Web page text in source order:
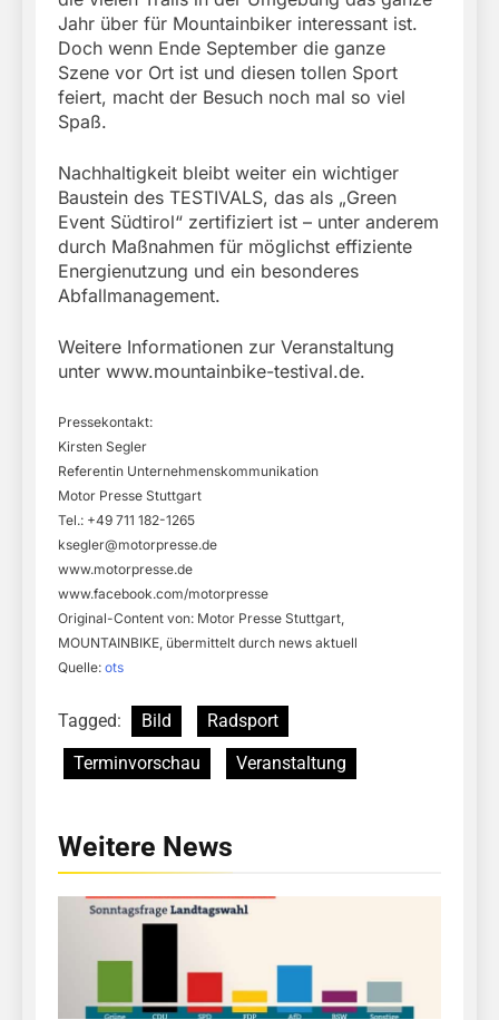
Jahr über für Mountainbiker interessant ist.
Doch wenn Ende September die ganze
Szene vor Ort ist und diesen tollen Sport
feiert, macht der Besuch noch mal so viel
Spaß.
Nachhaltigkeit bleibt weiter ein wichtiger
Baustein des TESTIVALS, das als „Green
Event Südtirol“ zertifiziert ist – unter anderem
durch Maßnahmen für möglichst effiziente
Energienutzung und ein besonderes
Abfallmanagement.
Weitere Informationen zur Veranstaltung
unter www.mountainbike-testival.de.
Pressekontakt:
Kirsten Segler
Referentin Unternehmenskommunikation
Motor Presse Stuttgart
Tel.: +49 711 182-1265
ksegler@motorpresse.de
www.motorpresse.de
www.facebook.com/motorpresse
Original-Content von: Motor Presse Stuttgart,
MOUNTAINBIKE, übermittelt durch news aktuell
Quelle: ots
Tagged: Bild
Radsport
Terminvorschau
Veranstaltung
Weitere News